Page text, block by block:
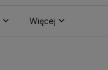
Więcej